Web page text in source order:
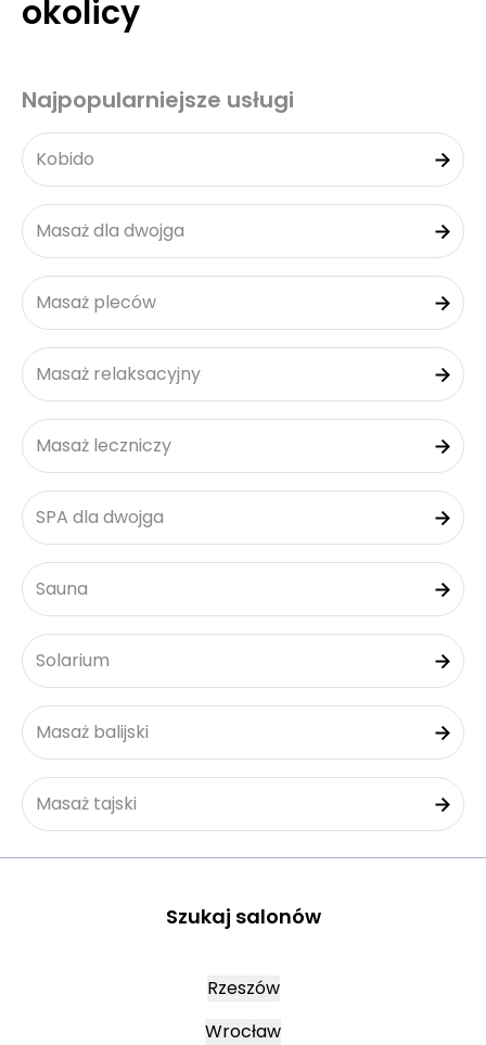
okolicy
Najpopularniejsze usługi
Kobido
Masaż dla dwojga
Masaż pleców
Masaż relaksacyjny
Masaż leczniczy
SPA dla dwojga
Sauna
Solarium
Masaż balijski
Masaż tajski
Szukaj salonów
Rzeszów
Wrocław